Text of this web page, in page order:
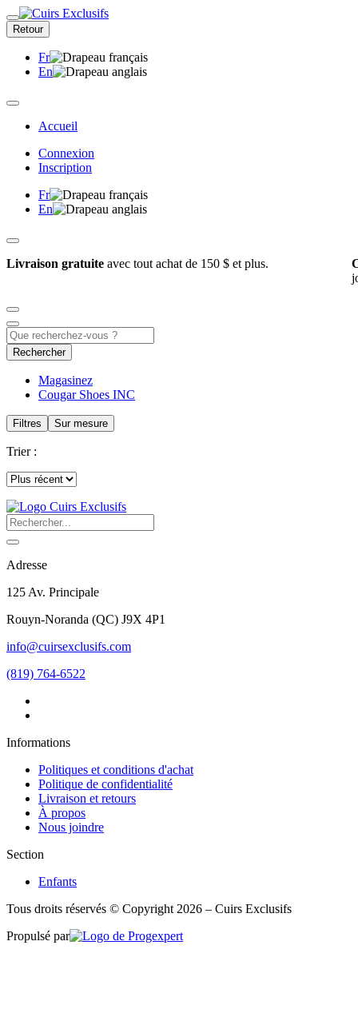
Retour
Fr
En
Accueil
Connexion
Inscription
Fr
En
Livraison gratuite avec tout achat de 150 $ et plus.
Rechercher
Magasinez
Cougar Shoes INC
Filtres Sur mesure
Trier :
Adresse
125 Av. Principale
Rouyn-Noranda (QC) J9X 4P1
info@cuirsexclusifs.com
(819) 764-6522
Informations
Politiques et conditions d'achat
Politique de confidentialité
Livraison et retours
À propos
Nous joindre
Section
Enfants
Tous droits réservés © Copyright 2026 – Cuirs Exclusifs
Propulsé par